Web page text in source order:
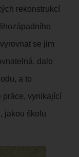
rekonstrukcí
se jim
dalo
a to
práce, vynikající
jakou školu